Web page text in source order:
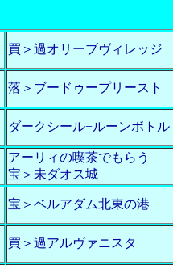
買＞過オリーブヴィレッジ
落＞ブードゥープリースト
ダークシール+ルーンボトル
アーリィの喫茶でもらう
宝＞未ダオス城
宝＞ベルアダム北東の港
買＞過アルヴァニスタ